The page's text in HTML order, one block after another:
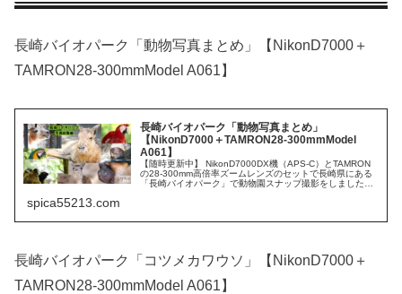
長崎バイオパーク「動物写真まとめ」【NikonD7000＋
TAMRON28-300mmModel A061】
長崎バイオパーク「動物写真まとめ」
【NikonD7000＋TAMRON28-300mmModel
A061】
【随時更新中】 NikonD7000DX機（APS-C）とTAMRON
の28-300mm高倍率ズームレンズのセットで長崎県にある
「長崎バイオパーク」で動物園スナップ撮影をしました。
spica55213.com
長崎バイオパーク「コツメカワウソ」【NikonD7000＋
TAMRON28-300mmModel A061】